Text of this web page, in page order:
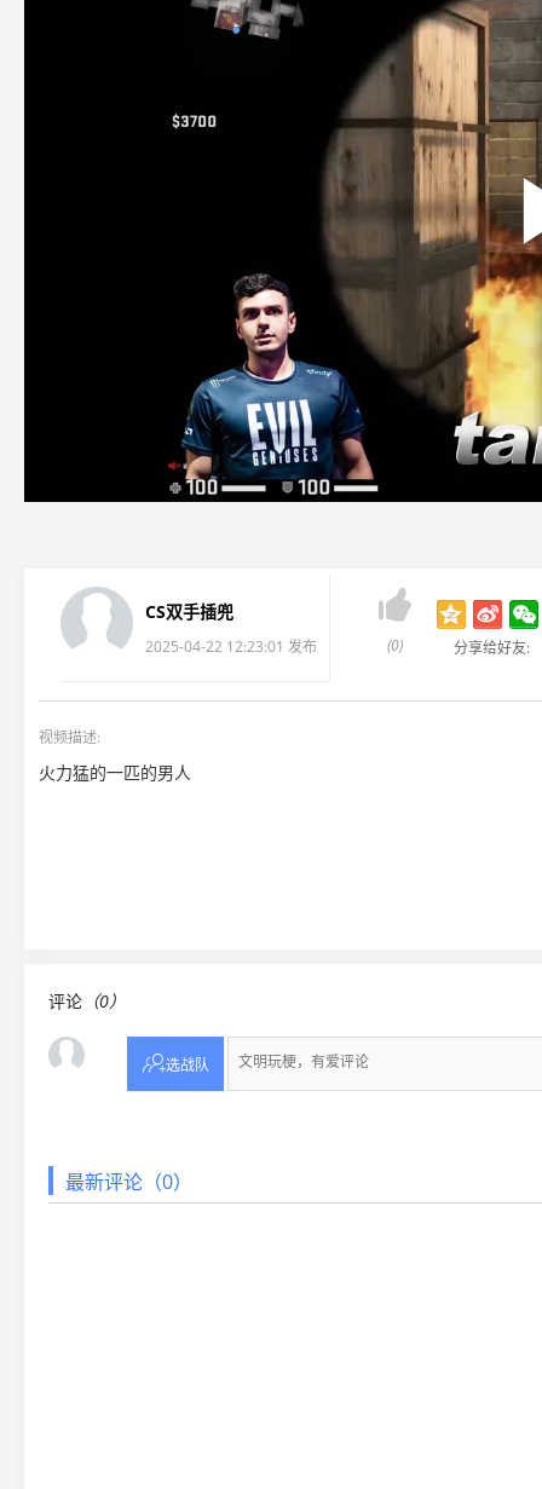
CS双手插兜
2025-04-22 12:23:01 发布

(0) 分享给好友:
视频描述:
火力猛的一匹的男人
评论 （0）
选战队
最新评论（0）